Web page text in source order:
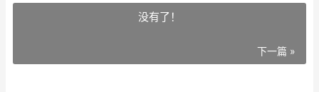
没有了！
下一篇 »